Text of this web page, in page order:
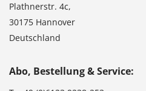
Plathnerstr. 4c,
30175 Hannover
Deutschland
Abo, Bestellung & Service: